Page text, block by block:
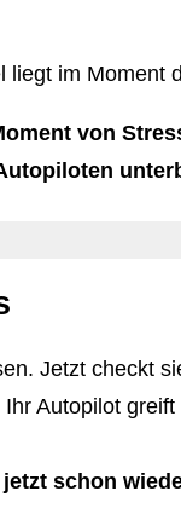
von
Jetzt checkt
Autopilot
schon